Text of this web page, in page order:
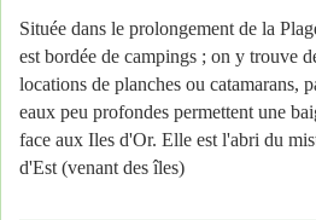
Située dans le prolongement de la
est bordée de campings ; on y trouve
locations de planches ou catamarans,
eaux peu profondes permettent une
face aux Iles d'Or. Elle est l'abri du
d'Est (venant des îles)